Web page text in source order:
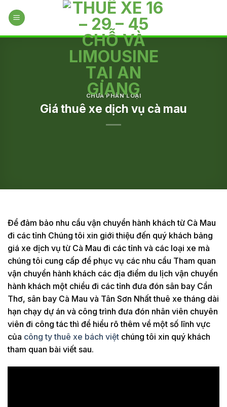
CHƯA PHÂN LOẠI
Giá thuê xe dịch vụ cà mau
Để đảm bảo nhu cầu vận chuyển hành khách từ Cà Mau
đi các tỉnh Chúng tôi xin giới thiệu đến quý khách bảng
giá xe dịch vụ từ Cà Mau đi các tỉnh và các loại xe mà
chúng tôi cung cấp để phục vụ các nhu cầu Tham quan
vận chuyển hành khách các địa điểm du lịch vận chuyển
hành khách một chiều đi các tỉnh đưa đón sân bay Cần
Thơ, sân bay Cà Mau và Tân Sơn Nhất thuê xe tháng dài
hạn chạy dự án và công trình đưa đón nhân viên chuyên
viên đi công tác thì để hiểu rõ thêm về một số lĩnh vực
của công ty thuê xe bách việt chúng tôi xin quý khách
tham quan bài viết sau.